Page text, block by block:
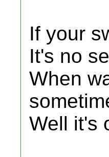
If your
It's no
When
Well it's